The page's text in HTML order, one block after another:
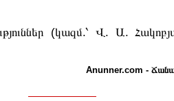
(կազմ.՝ Վ. Ա.
Anunner.com -